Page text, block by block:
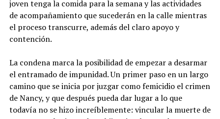
joven tenga la comida para la semana y las actividades
de acompañamiento que sucederán en la calle mientras
el proceso transcurre, además del claro apoyo y
contención.
La condena marca la posibilidad de empezar a desarmar
el entramado de impunidad. Un primer paso en un largo
camino que se inicia por juzgar como femicidio el crimen
de Nancy, y que después pueda dar lugar a lo que
todavía no se hizo increíblemente: vincular la muerte de